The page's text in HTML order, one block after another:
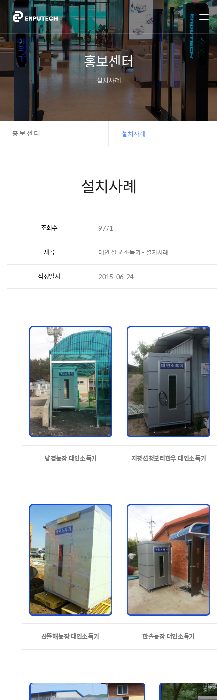
홍보센터
설치사례
홍보센터 설치사례
설치사례
조회수 9771
제목 대인 살균 소독기 - 설치사례
작성일자 2015-06-24
남경농장 대인소독기 지평선청보리한우 대인소독기
산뜰해농장 대인소독기 한솔농장 대인소독기